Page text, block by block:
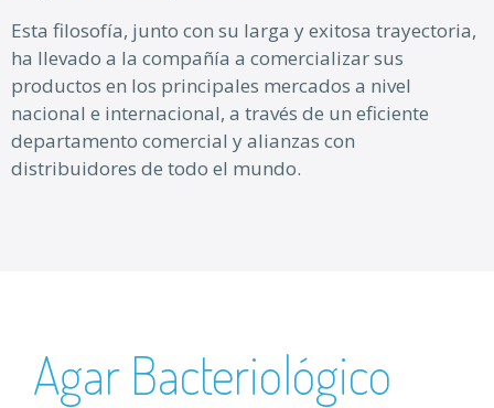
Esta filosofía, junto con su larga y exitosa trayectoria,
ha llevado a la compañía a comercializar sus
productos en los principales mercados a nivel
nacional e internacional, a través de un eficiente
departamento comercial y alianzas con
distribuidores de todo el mundo.
Agar Bacteriológico